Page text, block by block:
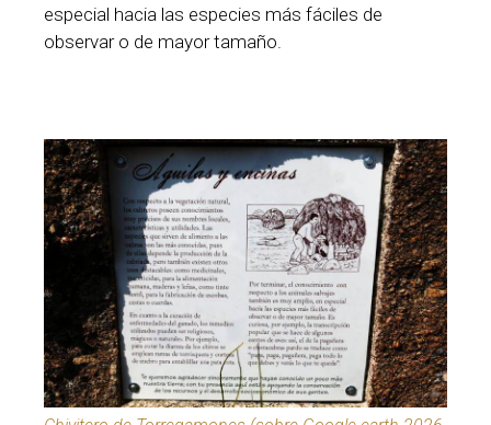
especial hacia las especies más fáciles de
observar o de mayor tamaño.